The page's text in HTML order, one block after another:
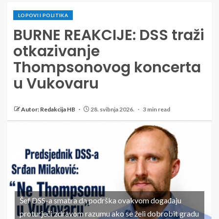
LOPOVI I POLITIKA
BURNE REAKCIJE: DSS traži
otkazivanje
Thompsonovog koncerta
u Vukovaru
Autor: Redakcija HB 28. svibnja 2026. 3 min read
Šef DSS-a smatra da podrška ovakvom događaju
proturječi zdravom razumu ako se želi dobrobit gradu